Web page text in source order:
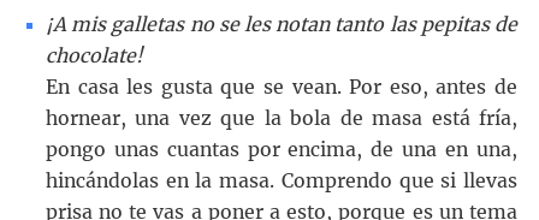
¡A mis galletas no se les notan tanto las pepitas de
chocolate!
En casa les gusta que se vean. Por eso, antes de
hornear, una vez que la bola de masa está fría,
pongo unas cuantas por encima, de una en una,
hincándolas en la masa. Comprendo que si llevas
prisa no te vas a poner a esto, porque es un tema